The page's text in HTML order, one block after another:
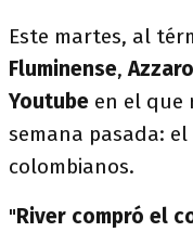
Este martes, al
Fluminense,Azzaro
Youtube en el que
semana pasada:
colombianos.
"River compró el